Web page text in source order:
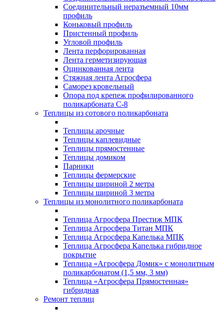
Соединительный неразъемный 10мм
профиль
Коньковый профиль
Пристенный профиль
Угловой профиль
Лента перфорированная
Лента герметизирующая
Оцинкованная лента
Стяжная лента Агросфера
Саморез кровельный
Опора под крепеж профилированного
поликарбоната С-8
Теплицы из сотового поликарбоната
Теплицы арочные
Теплицы каплевидные
Теплицы прямостенные
Теплицы домиком
Парники
Теплицы фермерские
Теплицы шириной 2 метра
Теплицы шириной 3 метра
Теплицы из монолитного поликарбоната
Теплица Агросфера Престиж МПК
Теплица Агросфера Титан МПК
Теплица Агросфера Капелька МПК
Теплица Агросфера Капелька гибридное
покрытие
Теплица «Агросфера Домик» с монолитным
поликарбонатом (1,5 мм, 3 мм)
Теплица «Агросфера Прямостенная»
гибридная
Ремонт теплиц